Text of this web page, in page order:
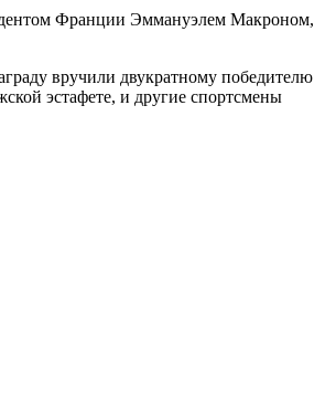
Франции Эммануэлем Макроном,
вручили двукратному победителю
эстафете, и другие спортсмены